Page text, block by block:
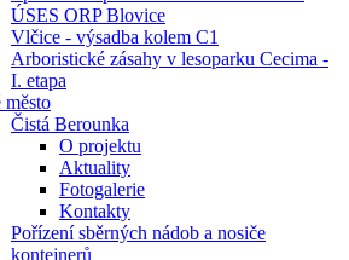
ÚSES ORP Blovice
Vlčice - výsadba kolem C1
Arboristické zásahy v lesoparku Cecima -
I. etapa
město
Čistá Berounka
O projektu
Aktuality
Fotogalerie
Kontakty
Pořízení sběrných nádob a nosiče
kontejnerů